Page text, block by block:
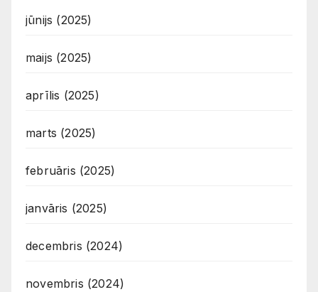
jūnijs (2025)
maijs (2025)
aprīlis (2025)
marts (2025)
februāris (2025)
janvāris (2025)
decembris (2024)
novembris (2024)